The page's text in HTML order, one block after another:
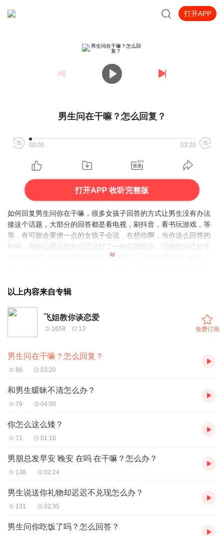
打开APP
男生问在干嘛？怎么回复？
00:00 03:20
打开APP 收听完整版
如何回复男生问你在干嘛，很多女孩子回答的方式让男生没有办法
接这个话题，大部分的回答都是看电视，刷抖音，看书玩游戏，等
等，有可能会要撩一点的女孩子会说，在想你啊，当你这么回答的
时候，你的心里已经对自己进行了一种自我暗示，已经把自己处在
舔狗的位置，你应该回复他是不是想我了，这是对男生的一种暗
异，男人肯定会说什么差异呢，你可以回他，外国人想你的时候会
状态，学会了吗？霸气的回应，天天问你在干嘛，不工作你养我
啊，幽默的回应，掐指一算，你是不是想我了，调情的回应我能干
嘛心都被你带走了，调皮的回应你猜猜看，猜对有奖励，高情商的
天，他好像吃醋了，他回复我 一个 哦，一下就投了一个甜蜜在他心
中，你学会了吗？更多恋爱技巧关注我。
以上内容来自专辑
飞姐教你谈恋爱
1658 13 免费订阅
男生问在干嘛？怎么回复？
86 03:20
和男生暧昧不清怎么办？
79 04:00
你怎么这么矮？
71 01:16
男朋总发早安 晚安 在吗 在干嘛？怎么办？
138 02:24
男生说送你礼物却迟迟不兑现怎么办？
131 02:35
男生问你吃饭了吗？怎么回答？